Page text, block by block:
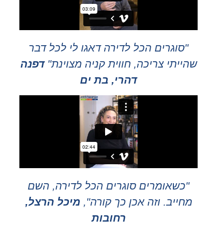
"סוגרים הכל לדירה דאגו לי לכל דבר
שהייתי צריכה, חווית קניה מצוינת"דפנה
דהרי, בת ים
"כשאומרים סוגרים הכל לדירה, השם
מחייב. וזה אכן כך קורה",מיכל הרצל,
רחובות